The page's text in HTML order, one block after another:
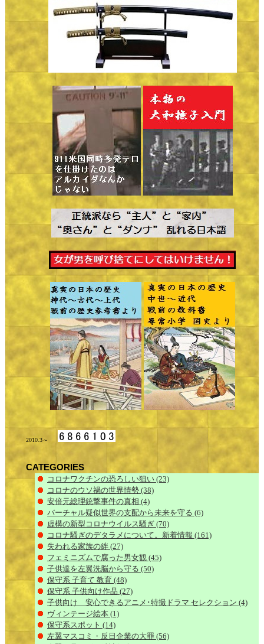
2010.3～
CATEGORIES
コロナワクチンの恐ろしい狙い (23)
コロナのウソ禍の世界情勢 (38)
安倍元総理銃撃事件の真相 (4)
バーチャル疑似世界の支配から未来を守る (6)
虚構の新型コロナウイルス騒ぎ (70)
コロナ騒ぎのデタラメについて。新着情報 (161)
失われる家族の絆 (27)
フェミニズムで腐った男女観 (45)
子供達を左翼洗脳から守る (50)
保守系 子育て 教育 (48)
保守系 子供向け作品 (27)
子供向け 安心できるアニメ･特撮ドラマ セレクション (4)
ヴィンテージ絵本 (1)
保守系スポット (14)
左翼マスコミ・反日企業の大罪 (56)